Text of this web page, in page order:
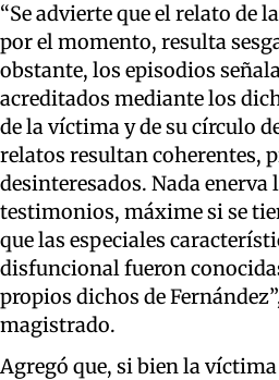
“Se advierte que el relato de
por el momento, resulta
obstante, los episodios
acreditados mediante los
de la víctima y de su círculo
relatos resultan coherentes,
desinteresados. Nada
testimonios, máxime si se
que las especiales
disfuncional fueron
propios dichos de
magistrado.
Agregó que, si bien la